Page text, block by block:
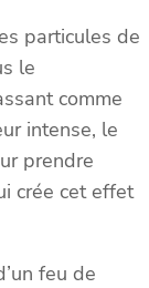
particules de
le
comme
intense, le
prendre
crée cet effet
feu de